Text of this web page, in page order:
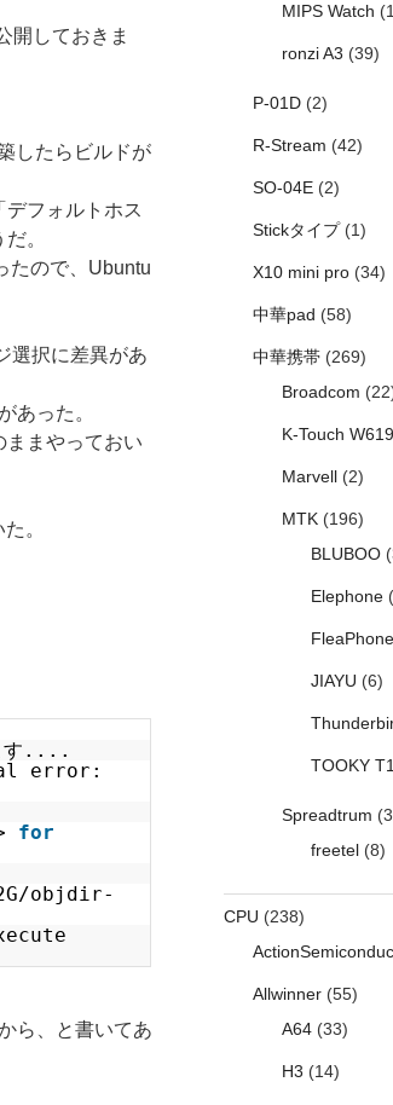
開しておきま
したらビルドが
デフォルトホス
。
たので、Ubuntu
選択に差異があ
あった。
ままやっておい
。
す....
error:
for
objdir-
ら、と書いてあ
MIPS Watch
ronzi A3 (39)
P-01D(2)
R-Stream (42)
SO-04E(2)
Stickタイプ(1)
X10 mini pro(34)
中華pad (58)
中華携帯(269)
Broadcom
K-Touch W619
Marvell(2)
MTK(196)
BLUBOO
Elephone
FleaPhone
JIAYU (6)
TOOKY
Spreadtrum
freetel(8)
CPU (238)
Allwinner(55)
A64(33)
H3 (14)